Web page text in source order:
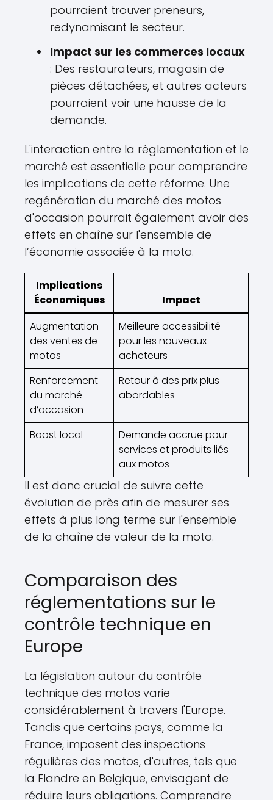
pourraient trouver preneurs,
redynamisant le secteur.
Impact sur les commerces locaux
: Des restaurateurs, magasin de
pièces détachées, et autres acteurs
pourraient voir une hausse de la
demande.
L'interaction entre la réglementation et le
marché est essentielle pour comprendre
les implications de cette réforme. Une
regénération du marché des motos
d'occasion pourrait également avoir des
effets en chaîne sur l'ensemble de
l’économie associée à la moto.
Implications
Économiques
Impact
Augmentation
des ventes de
motos
Meilleure accessibilité
pour les nouveaux
acheteurs
Renforcement
du marché
d’occasion
Retour à des prix plus
abordables
Boost local
Demande accrue pour
services et produits liés
aux motos
Il est donc crucial de suivre cette
évolution de près afin de mesurer ses
effets à plus long terme sur l'ensemble
de la chaîne de valeur de la moto.
Comparaison des
réglementations sur le
contrôle technique en
Europe
La législation autour du contrôle
technique des motos varie
considérablement à travers l'Europe.
Tandis que certains pays, comme la
France, imposent des inspections
régulières des motos, d'autres, tels que
la Flandre en Belgique, envisagent de
réduire leurs obligations. Comprendre